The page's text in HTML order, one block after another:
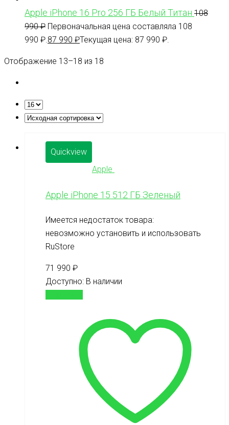
Apple iPhone 16 Pro 256 ГБ Белый Титан 108
990₽ Первоначальная цена составляла 108
990 ₽. 87 990 ₽Текущая цена: 87 990 ₽.
Отображение 13–18 из 18
Quickview
Apple
Apple iPhone 15 512 ГБ Зеленый
Имеется недостаток товара:
невозможно установить и использовать
RuStore
71 990 ₽
Доступно: В наличии